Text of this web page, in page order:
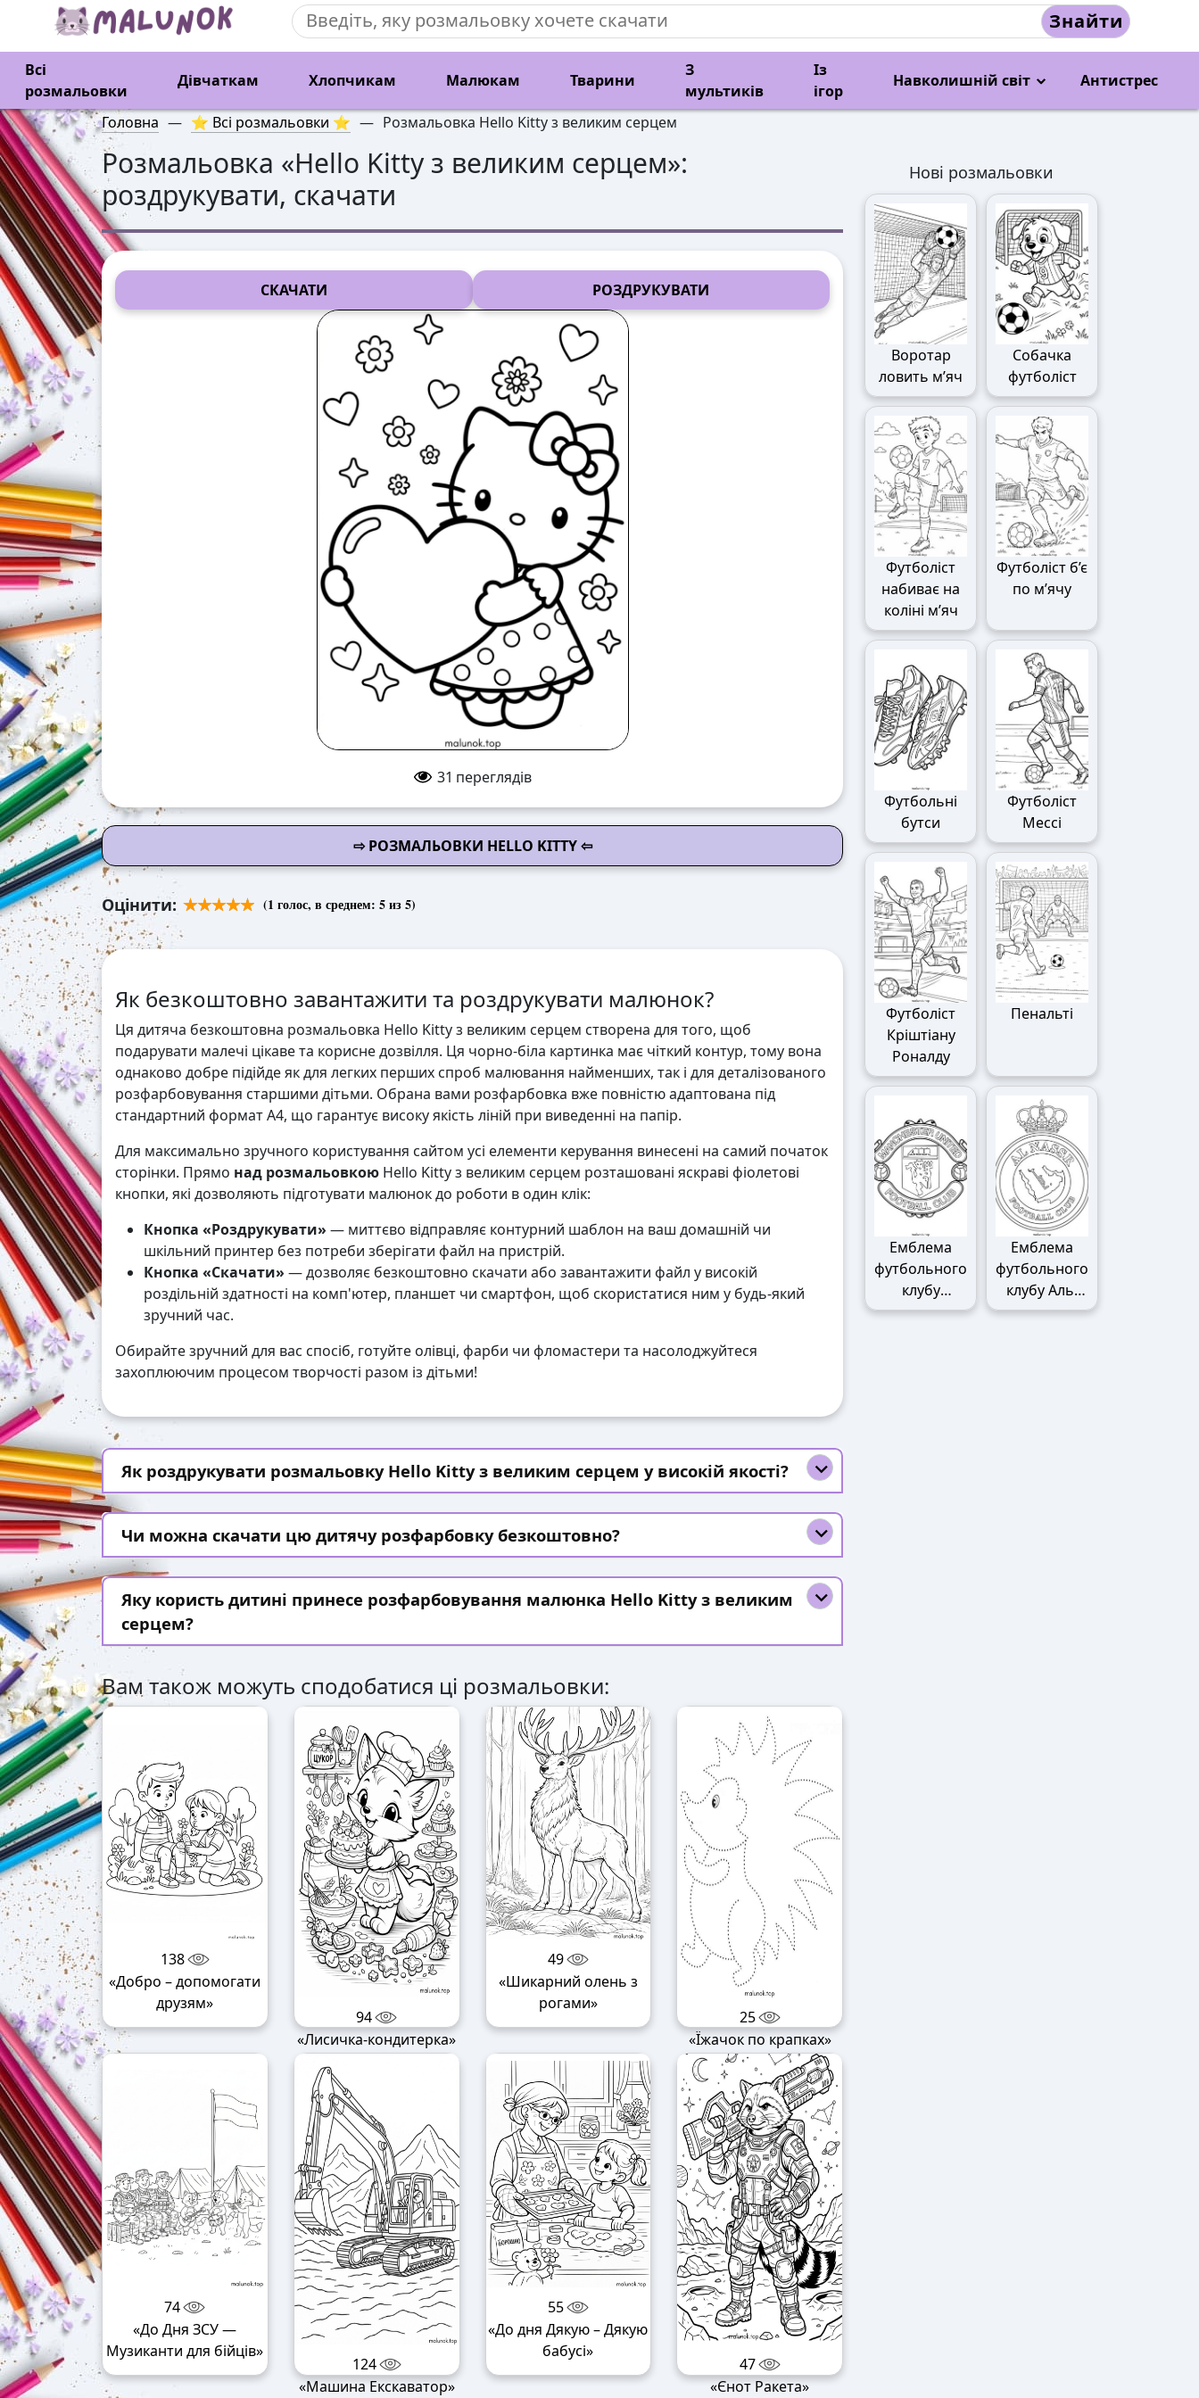
Знайти
Всі
розмальовки
Дівчаткам Хлопчикам Малюкам Тварини
З
мультиків
Із
ігор
Навколишній світ Антистрес
Головна — ⭐ Всі розмальовки ⭐ — Розмальовка Hello Kitty з великим серцем
Розмальовка «Hello Kitty з великим серцем»:
роздрукувати, скачати
СКАЧАТИ РОЗДРУКУВАТИ
31 переглядів
⇨ РОЗМАЛЬОВКИ HELLO KITTY ⇦
Оцінити: (1 голос, в среднем: 5из 5)
Як безкоштовно завантажити та роздрукувати малюнок?
Ця дитяча безкоштовна розмальовка Hello Kitty з великим серцем створена для того, щоб
подарувати малечі цікаве та корисне дозвілля. Ця чорно-біла картинка має чіткий контур, тому вона
однаково добре підійде як для легких перших спроб малювання найменших, так і для деталізованого
розфарбовування старшими дітьми. Обрана вами розфарбовка вже повністю адаптована під
стандартний формат А4, що гарантує високу якість ліній при виведенні на папір.
Для максимально зручного користування сайтом усі елементи керування винесені на самий початок
сторінки. Прямо над розмальовкою Hello Kitty з великим серцем розташовані яскраві фіолетові
кнопки, які дозволяють підготувати малюнок до роботи в один клік:
Кнопка «Роздрукувати» — миттєво відправляє контурний шаблон на ваш домашній чи
шкільний принтер без потреби зберігати файл на пристрій.
Кнопка «Скачати» — дозволяє безкоштовно скачати або завантажити файл у високій
роздільній здатності на комп'ютер, планшет чи смартфон, щоб скористатися ним у будь-який
зручний час.
Обирайте зручний для вас спосіб, готуйте олівці, фарби чи фломастери та насолоджуйтеся
захоплюючим процесом творчості разом із дітьми!
Як роздрукувати розмальовку Hello Kitty з великим серцем у високій якості?
Чи можна скачати цю дитячу розфарбовку безкоштовно?
Яку користь дитині принесе розфарбовування малюнка Hello Kitty з великим
серцем?
Вам також можуть сподобатися ці розмальовки:
138
«Добро – допомогати
друзям»
94
«Лисичка-кондитерка»
49
«Шикарний олень з
рогами»
25
«Їжачок по крапках»
74
«До Дня ЗСУ —
Музиканти для бійців»
124
«Машина Екскаватор»
55
«До дня Дякую – Дякую
бабусі»
47
«Єнот Ракета»
Нові розмальовки
Воротар
ловить м’яч
Собачка
футболіст
Футболіст
набиває на
коліні м’яч
Футболіст б’є
по м’ячу
Футбольні
бутси
Футболіст
Мессі
Футболіст
Кріштіану
Роналду
Пенальті
Емблема
футбольного
клубу
Манчестер
Емблема
футбольного
клубу Аль-
Наср